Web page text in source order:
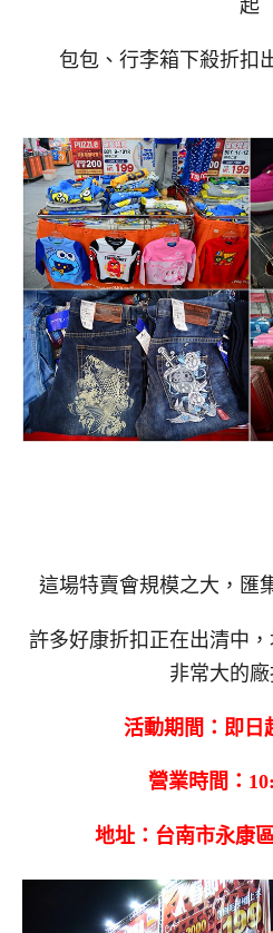
起
包包、行李箱下殺折扣
這場特賣會規模之大，匯
許多好康折扣正在出清中
非常大的
活動期間：即日
營業時間：
地址：台南市永康